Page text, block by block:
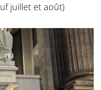
juillet et août)